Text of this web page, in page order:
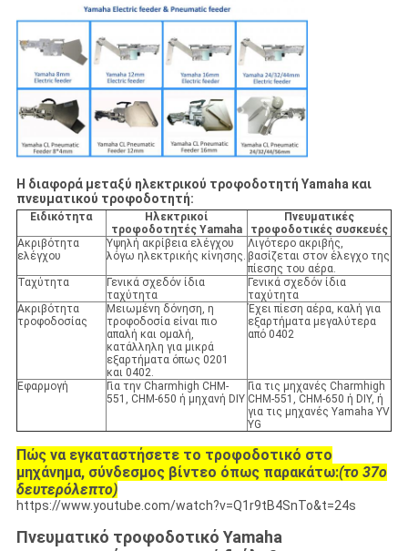
Η διαφορά μεταξύ ηλεκτρικού τροφοδοτητή Yamaha και
πνευματικού τροφοδοτητή:
Ειδικότητα
Ηλεκτρικοί
τροφοδοτητές Yamaha
Πνευματικές
τροφοδοτικές συσκευές
Ακριβότητα
ελέγχου
Υψηλή ακρίβεια ελέγχου
λόγω ηλεκτρικής κίνησης.
Λιγότερο ακριβής,
βασίζεται στον έλεγχο της
πίεσης του αέρα.
Ταχύτητα
Γενικά σχεδόν ίδια
ταχύτητα
Γενικά σχεδόν ίδια
ταχύτητα
Ακριβότητα
τροφοδοσίας
Μειωμένη δόνηση, η
τροφοδοσία είναι πιο
απαλή και ομαλή,
κατάλληλη για μικρά
εξαρτήματα όπως 0201
και 0402.
Έχει πίεση αέρα, καλή για
εξαρτήματα μεγαλύτερα
από 0402
Εφαρμογή
Για την Charmhigh CHM-
551, CHM-650 ή μηχανή DIY
Για τις μηχανές Charmhigh
CHM-551, CHM-650 ή DIY, ή
για τις μηχανές Yamaha YV
YG
Πώς να εγκαταστήσετε το τροφοδοτικό στο
μηχάνημα, σύνδεσμος βίντεο όπως παρακάτω:(το 37ο
δευτερόλεπτο)
https://www.youtube.com/watch?v=Q1r9tB4SnTo&t=24s
Πνευματικό τροφοδοτικό Yamaha